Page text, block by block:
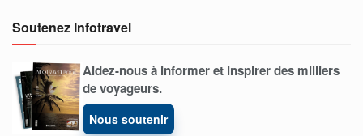
Soutenez Infotravel
Aidez-nous à informer et inspirer des milliers
de voyageurs.
Nous soutenir